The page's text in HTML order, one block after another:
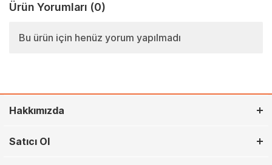
Ürün Yorumları (0)
Bu ürün için henüz yorum yapılmadı
Hakkımızda
Satıcı Ol